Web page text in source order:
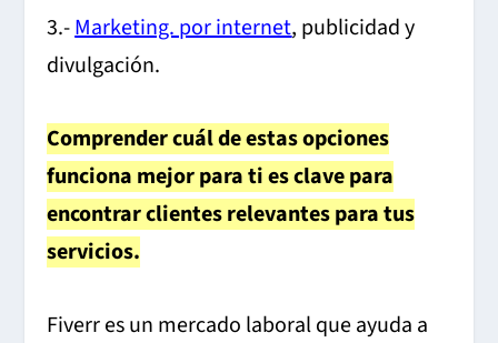
3.-Marketing. por internet, publicidad y
divulgación.
Comprender cuál de estas opciones
funciona mejor para ti es clave para
encontrar clientes relevantes para tus
servicios.
Fiverr es un mercado laboral que ayuda a